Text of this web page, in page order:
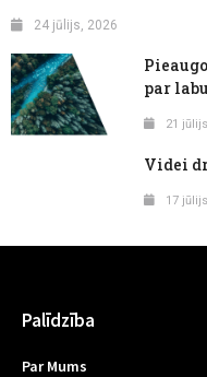
24 jūlijs, 2026
par
21
Videi
17
Palīdzība
Par Mums